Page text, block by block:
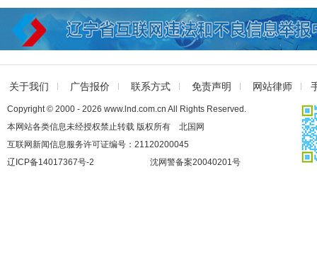
关于我们 广告报价 联系方式 免责声明 网站律师
Copyright © 2000 - 2026 www.lnd.com.cn All Rights Reserved.
本网站各类信息未经授权禁止转载 版权所有 北国网
互联网新闻信息服务许可证编号：21120200045
辽ICP备14017367号-2
沈网警备案20040201号